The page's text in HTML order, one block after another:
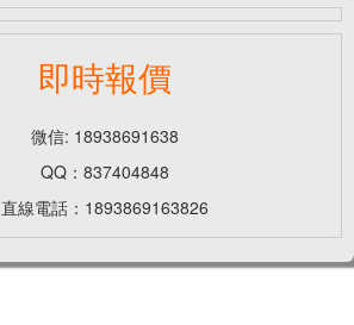
即時報價
微信: 18938691638
QQ：837404848
直線電話：1893869163826